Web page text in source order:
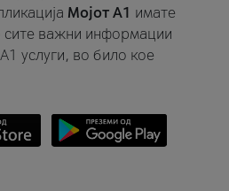
Мојот A1 имате
сите важни информации
услуги, во било кое